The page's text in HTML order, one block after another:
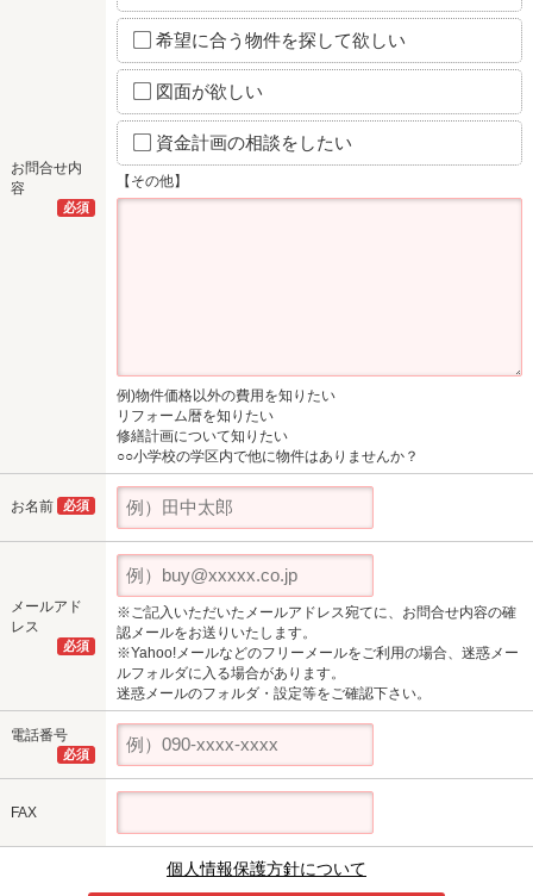
お問合せ内
容
必須
希望に合う物件を探して欲しい
図面が欲しい
資金計画の相談をしたい
【その他】
例)物件価格以外の費用を知りたい
リフォーム暦を知りたい
修繕計画について知りたい
○○小学校の学区内で他に物件はありませんか？
お名前 必須
メールアド
レス
必須
※ご記入いただいたメールアドレス宛てに、お問合せ内容の確
認メールをお送りいたします。
※Yahoo!メールなどのフリーメールをご利用の場合、迷惑メー
ルフォルダに入る場合があります。
迷惑メールのフォルダ・設定等をご確認下さい。
電話番号
必須
FAX
個人情報保護方針について